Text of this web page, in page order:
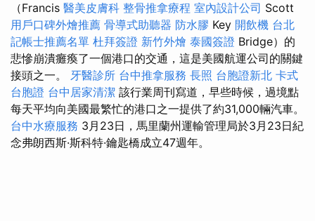
（Francis 醫美皮膚科 整骨推拿療程 室內設計公司 Scott
用戶口碑外燴推薦 骨導式助聽器 防水膠 Key 開飲機 台北
記帳士推薦名單 杜拜簽證 新竹外燴 泰國簽證 Bridge）的
悲慘崩潰癱瘓了一個港口的交通，這是美國航運公司的關鍵
接頭之一。 牙醫診所 台中推拿服務 長照 台胞證新北 卡式
台胞證 台中居家清潔 該行業周刊寫道，早些時候，過境點
每天平均向美國最繁忙的港口之一提供了約31,000輛汽車。
台中水療服務 3月23日，馬里蘭州運輸管理局於3月23日紀
念弗朗西斯·斯科特·鑰匙橋成立47週年。